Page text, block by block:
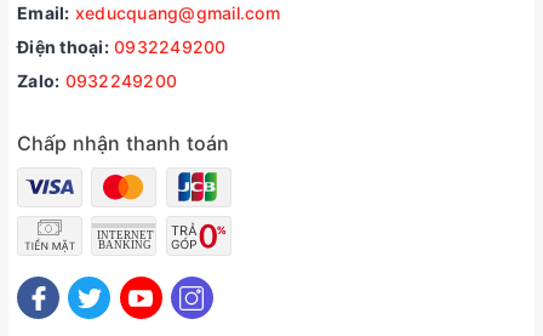
Email: xeducquang@gmail.com
Điện thoại: 0932249200
Zalo: 0932249200
Chấp nhận thanh toán